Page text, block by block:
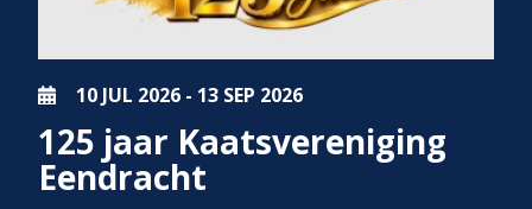
10 JUL 2026 - 13 SEP 2026
125 jaar Kaatsvereniging
Eendracht